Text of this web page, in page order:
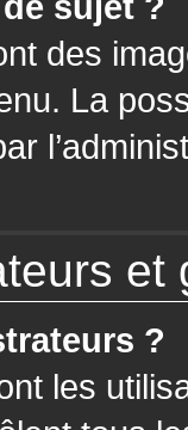
des
La
et
?
les